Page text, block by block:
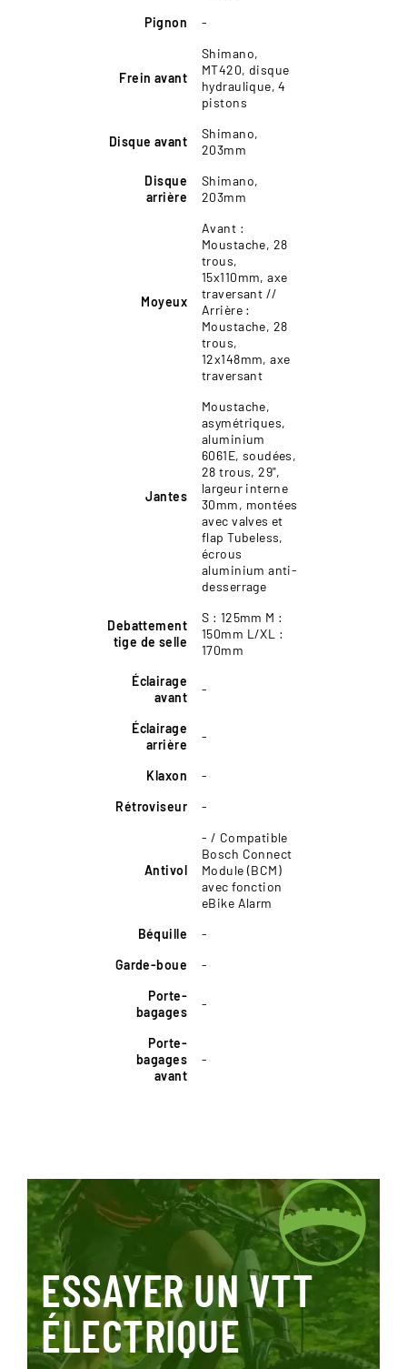
Pignon
-
Frein avant
Shimano,
MT420, disque
hydraulique, 4
pistons
Disque avant
Shimano,
203mm
Disque
arrière
Shimano,
203mm
Moyeux
Avant :
Moustache, 28
trous,
15x110mm, axe
traversant //
Arrière :
Moustache, 28
trous,
12x148mm, axe
traversant
Jantes
Moustache,
asymétriques,
aluminium
6061E, soudées,
28 trous, 29",
largeur interne
30mm, montées
avec valves et
flap Tubeless,
écrous
aluminium anti-
desserrage
Debattement
tige de selle
S : 125mm M :
150mm L/XL :
170mm
Éclairage
avant
-
Éclairage
arrière
-
Klaxon
-
Rétroviseur
-
Antivol
- / Compatible
Bosch Connect
Module (BCM)
avec fonction
eBike Alarm
Béquille
-
Garde-boue
-
Porte-
bagages
-
Porte-
bagages
avant
-
ESSAYER UN VTT
ÉLECTRIQUE